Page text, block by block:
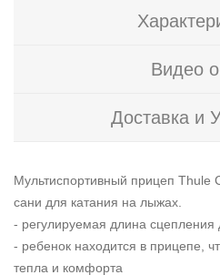
Видео
Доставка и
Мультиспортивный прицеп Thule
сани для катания на лыжах.
- регулируемая длина сцепления
- ребенок находится в прицепе,
тепла и комфорта